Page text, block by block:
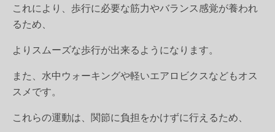
これにより、歩行に必要な筋力やバランス感覚が養われ
るため、
よりスムーズな歩行が出来るようになります。
また、水中ウォーキングや軽いエアロビクスなどもオス
スメです。
これらの運動は、関節に負担をかけずに行えるため、